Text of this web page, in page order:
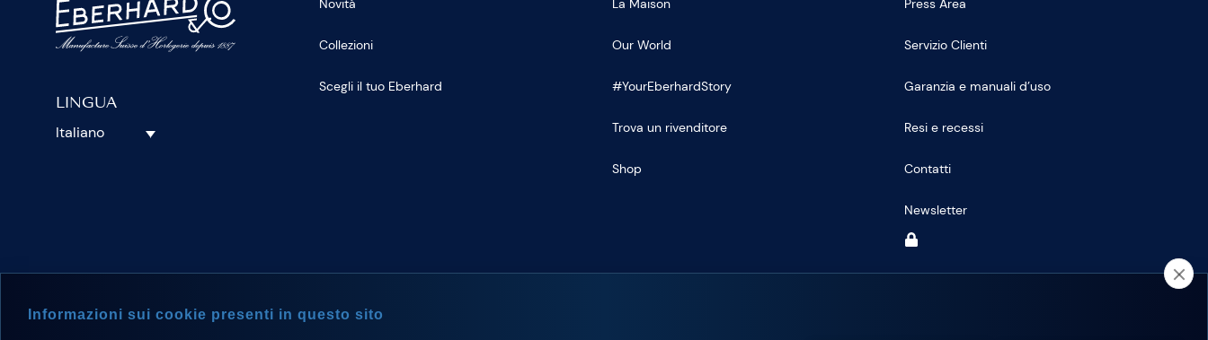
LINGUA
Italiano
Novità
Collezioni
Scegli il tuo Eberhard
La Maison
Our World
#YourEberhardStory
Trova un rivenditore
Shop
Press Area
Servizio Clienti
Garanzia e manuali d’uso
Resi e recessi
Contatti
Newsletter
Informazioni sui cookie presenti in questo sito